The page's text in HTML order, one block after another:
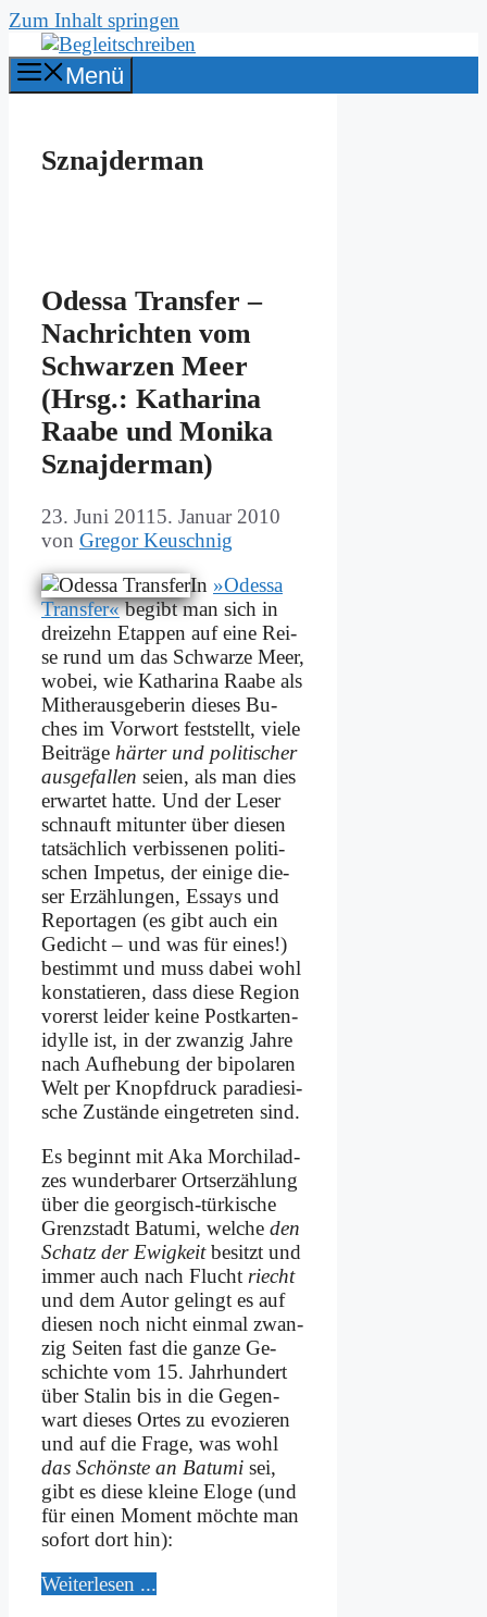
Zum Inhalt springen
Menü
Sznajderman
Odes­sa Trans­fer –
Nach­rich­ten vom
Schwar­zen Meer
(Hrsg.: Ka­tha­ri­na
Raa­be und Mo­ni­ka
Sznaj­der­man)
23. Juni 2011 5. Januar 2010
von Gregor Keuschnig
In »Odes­sa
Trans­fer«be­gibt man sich in
drei­zehn Etap­pen auf ei­ne Rei­
se rund um das Schwar­ze Meer,
wo­bei, wie Ka­tha­ri­na Raa­be als
Mit­her­aus­ge­be­rin die­ses Bu­
ches im Vor­wort fest­stellt, vie­le
Bei­trä­ge här­ter und po­li­ti­scher
aus­ge­fal­len sei­en, als man dies
er­war­tet hat­te. Und der Le­ser
schnauft mit­un­ter über die­sen
tat­säch­lich ver­bis­se­nen po­li­ti­
schen Im­pe­tus, der ei­ni­ge die­
ser Er­zäh­lun­gen, Es­says und
Re­por­ta­gen (es gibt auch ein
Ge­dicht – und was für ei­nes!)
be­stimmt und muss da­bei wohl
kon­sta­tie­ren, dass die­se Re­gi­on
vor­erst lei­der kei­ne Post­kar­ten­
idyl­le ist, in der zwan­zig Jah­re
nach Auf­he­bung der bi­po­la­ren
Welt per Knopf­druck pa­ra­die­si­
sche Zu­stän­de ein­ge­tre­ten sind.
Es be­ginnt mit Aka Mor­chil­ad­
zes wun­der­ba­rer Orts­er­zäh­lung
über die ge­or­gisch-tür­ki­sche
Grenz­stadt Ba­tu­mi, wel­che den
Schatz der Ewig­keitbe­sitzt und
im­mer auch nach Flucht riecht
und dem Au­tor ge­lingt es auf
die­sen noch nicht ein­mal zwan­
zig Sei­ten fast die gan­ze Ge­
schich­te vom 15. Jahr­hun­dert
über Sta­lin bis in die Ge­gen­
wart die­ses Or­tes zu evo­zie­ren
und auf die Fra­ge, was wohl
das Schön­ste an Ba­tu­mi sei,
gibt es die­se klei­ne Elo­ge (und
für ei­nen Mo­ment möch­te man
so­fort dort hin):
Wei­ter­le­sen ...